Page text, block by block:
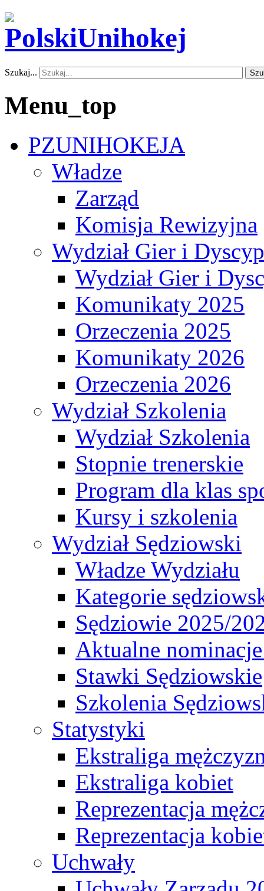
Szukaj...
Menu_top
PZUNIHOKEJA
Władze
Zarząd
Komisja Rewizyjna
Wydział Gier i
Wydział Gier i
Komunikaty 2025
Orzeczenia 2025
Komunikaty 2026
Orzeczenia 2026
Wydział Szkolenia
Wydział Szkolenia
Stopnie trenerskie
Program dla klas
Kursy i szkolenia
Wydział Sędziowski
Władze Wydziału
Kategorie
Sędziowie 2025/
Aktualne
Stawki Sędziowskie
Szkolenia
Statystyki
Ekstraliga
Ekstraliga kobiet
Reprezentacja
Reprezentacja
Uchwały